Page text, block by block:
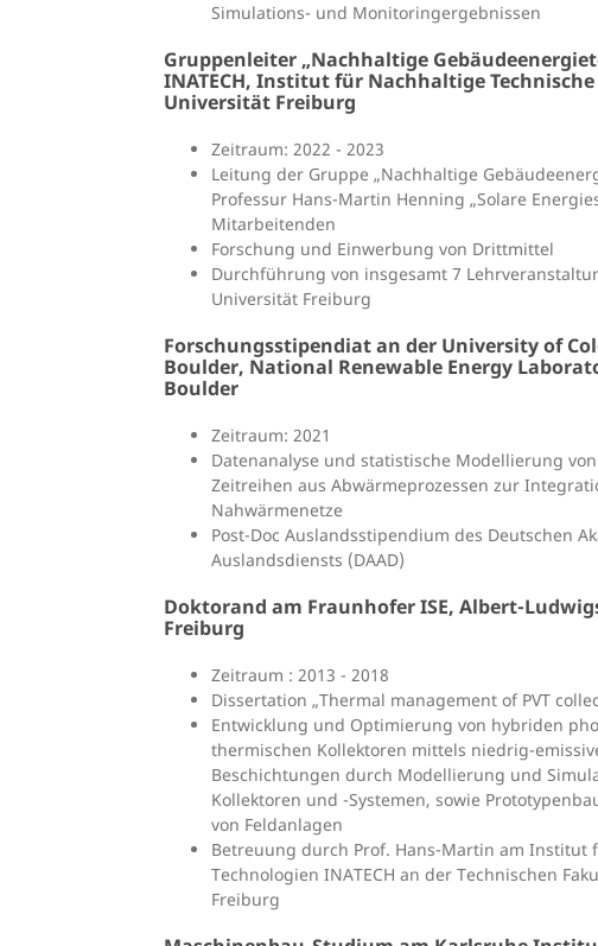
Simulations- und Monitoringergebnissen
Gruppenleiter „Nachhaltige
INATECH, Institut für Nachhaltige Technische
Universität Freiburg
Zeitraum: 2022 - 2023
Leitung der Gruppe „Nachhaltige
Professur Hans-Martin Henning „Solare
Mitarbeitenden
Forschung und Einwerbung von Drittmittel
Durchführung von insgesamt 7
Universität Freiburg
Forschungsstipendiat an der University of
Boulder, National Renewable Energy
Boulder
Zeitraum: 2021
Datenanalyse und statistische Modellierung
Zeitreihen aus Abwärmeprozessen zur
Nahwärmenetze
Post-Doc Auslandsstipendium des Deutschen
Auslandsdiensts (DAAD)
Doktorand am Fraunhofer ISE, Albert-
Freiburg
Zeitraum : 2013 - 2018
Dissertation „Thermal management of PVT
Entwicklung und Optimierung von hybriden
thermischen Kollektoren mittels niedrig-
Beschichtungen durch Modellierung und
Kollektoren und -Systemen, sowie
von Feldanlagen
Betreuung durch Prof. Hans-Martin am Institut
Technologien INATECH an der Technischen
Freiburg